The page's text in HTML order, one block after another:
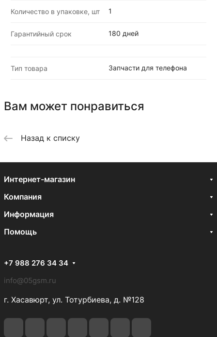
Количество в упаковке, шт 1
Гарантийный срок 180 дней
Тип товара Запчасти для телефона
Вам может понравиться
Назад к списку
Интернет-магазин
Компания
Информация
Помощь
+7 988 276 34 34
info@05gsm.ru
г. Хасавюрт, ул. Тотурбиева, д. №128